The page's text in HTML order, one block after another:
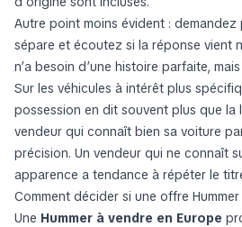
Autre point moins évident : demandez
sépare et écoutez si la réponse vient
n’a besoin d’une histoire parfaite,
Sur les véhicules à intérêt plus
possession en dit souvent plus que la
vendeur qui connaît bien sa voiture
précision. Un vendeur qui ne connaît
apparence a tendance à répéter le
Comment décider si une offre
Une Hummer à vendre en Europe